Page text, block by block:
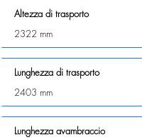
Altezza di trasporto
2322 mm
Lunghezza di trasporto
2403 mm
Lunghezza avambraccio